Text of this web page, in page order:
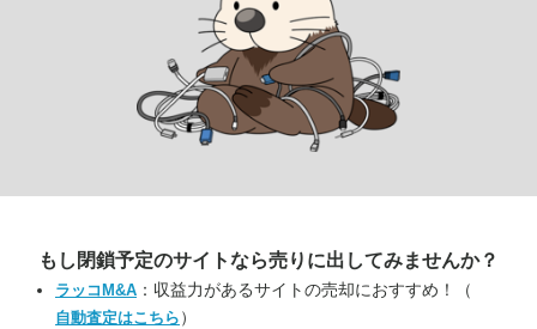
もし閉鎖予定のサイトなら売りに出してみませんか？
ラッコM&A ：収益力があるサイトの売却におすすめ！（
自動査定はこちら ）